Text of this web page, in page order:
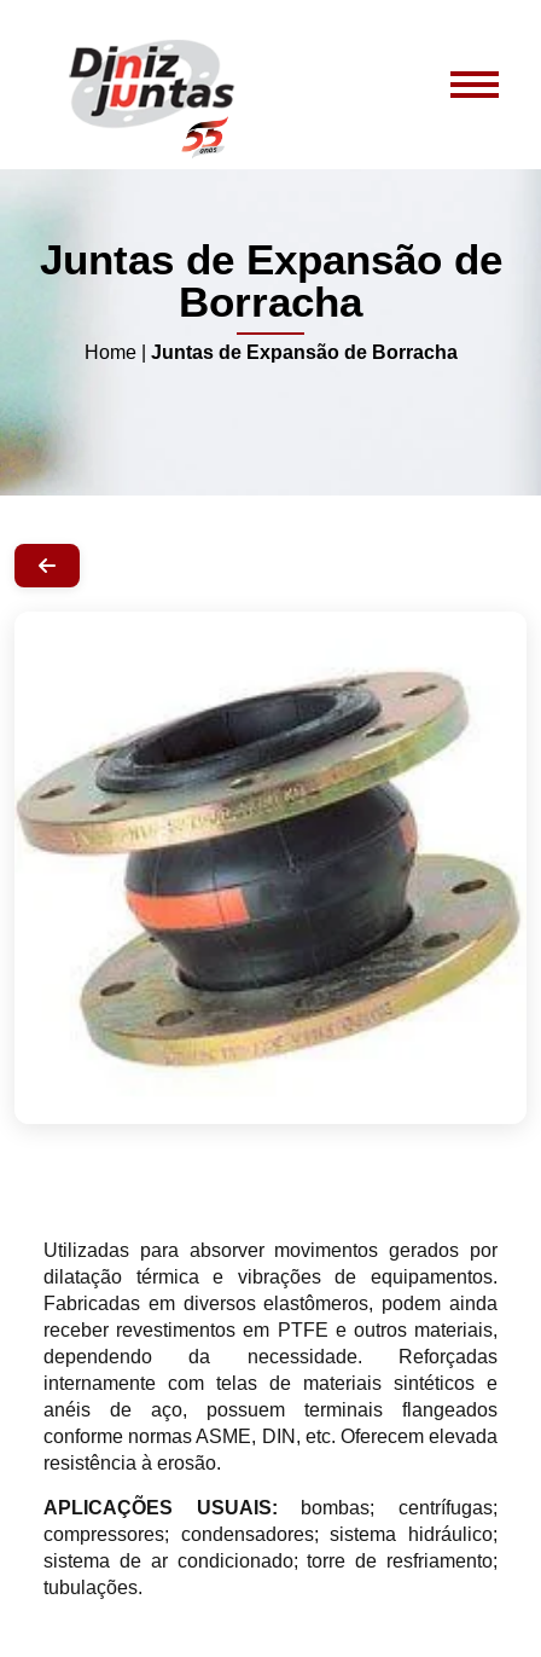
Juntas de Expansão de
Borracha
Home| Juntas de Expansão de Borracha
Utilizadas para absorver movimentos gerados por
dilatação térmica e vibrações de equipamentos.
Fabricadas em diversos elastômeros, podem ainda
receber revestimentos em PTFE e outros materiais,
dependendo da necessidade. Reforçadas
internamente com telas de materiais sintéticos e
anéis de aço, possuem terminais flangeados
conforme normas ASME, DIN, etc. Oferecem elevada
resistência à erosão.
APLICAÇÕES USUAIS:
bombas; centrífugas;
compressores; condensadores; sistema hidráulico;
sistema de ar condicionado; torre de resfriamento;
tubulações.